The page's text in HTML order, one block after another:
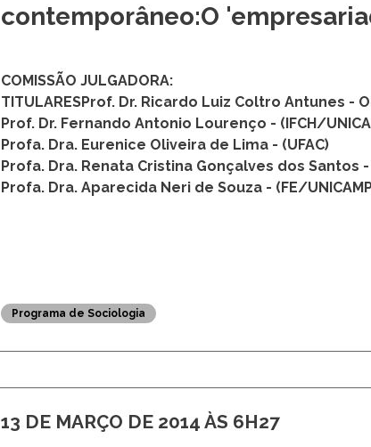
contemporâneo:O
COMISSÃO JULGADORA:
TITULARESProf. Dr. Ricardo Luiz Coltro Antunes -
Prof. Dr. Fernando Antonio Lourenço - (IFCH/
Profa. Dra. Eurenice Oliveira de Lima - (UFAC)
Profa. Dra. Renata Cristina Gonçalves dos Santos
Profa. Dra. Aparecida Neri de Souza - (FE/
Programa de Sociologia
13 DE MARÇO DE 2014 ÀS 6H27